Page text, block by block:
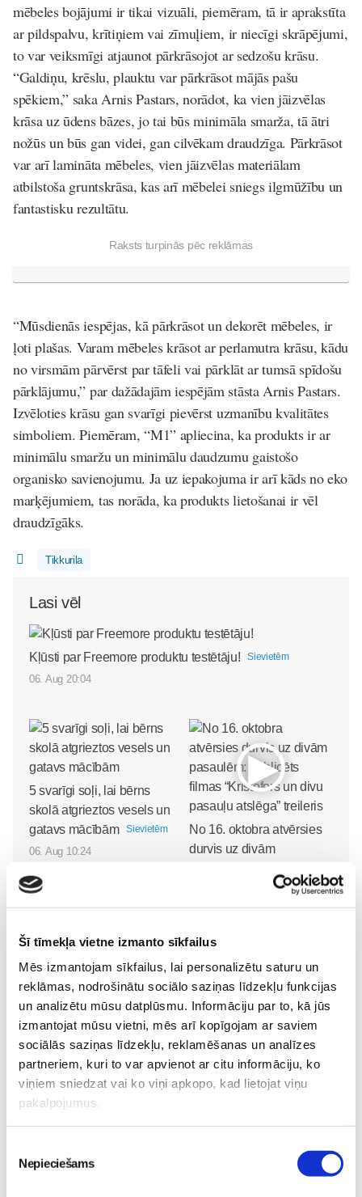
Šī tīmekļa vietne izmanto sīkfailus
Mēs izmantojam sīkfailus, lai personalizētu saturu un
reklāmas, nodrošinātu sociālo saziņas līdzekļu funkcijas
un analizētu mūsu datplūsmu. Informāciju par to, kā jūs
izmantojat mūsu vietni, mēs arī kopīgojam ar saviem
sociālās saziņas līdzekļu, reklamēšanas un analīzes
partneriem, kuri to var apvienot ar citu informāciju, ko
viņiem sniedzat vai ko viņi apkopo, kad lietojat viņu
pakalpojumus.
izvēle
Nepieciešams
mēbeles bojājumi ir tikai vizuāli, piemēram, tā ir aprakstīta
ar pildspalvu, krītiņiem vai zīmuļiem, ir niecīgi skrāpējumi,
to var veiksmīgi atjaunot pārkrāsojot ar sedzošu krāsu.
“Galdiņu, krēslu, plauktu var pārkrāsot mājās pašu
spēkiem,” saka Arnis Pastars, norādot, ka vien jāizvēlas
krāsa uz ūdens bāzes, jo tai būs minimāla smarža, tā ātri
nožūs un būs gan videi, gan cilvēkam draudzīga. Pārkrāsot
var arī lamināta mēbeles, vien jāizvēlas materiālam
atbilstoša gruntskrāsa, kas arī mēbelei sniegs ilgmūžību un
fantastisku rezultātu.
Raksts turpinās pēc reklāmas
“Mūsdienās iespējas, kā pārkrāsot un dekorēt mēbeles, ir
ļoti plašas. Varam mēbeles krāsot ar perlamutra krāsu, kādu
no virsmām pārvērst par tāfeli vai pārklāt ar tumsā spīdošu
pārklājumu,” par dažādajām iespējām stāsta Arnis Pastars.
Izvēloties krāsu gan svarīgi pievērst uzmanību kvalitātes
simboliem. Piemēram, “M1” apliecina, ka produkts ir ar
minimālu smaržu un minimālu daudzumu gaistošo
organisko savienojumu. Ja uz iepakojuma ir arī kāds no eko
marķējumiem, tas norāda, ka produkts lietošanai ir vēl
draudzīgāks.
Tikkurila
Lasi vēl
Kļūsti par Freemore produktu testētāju! Sievietēm
06. Aug 20:04
5 svarīgi soļi, lai bērns
skolā atgrieztos vesels un
gatavs mācībām
Sievietēm
06. Aug 10:24
No 16. oktobra atvērsies
durvis uz divām
filmas “Kristofers un divu
pasauļu atslēga” treileris
05. Aug 12:00
Sākam jauno Māmiņu
Brokastu sezonu 9.
septembrī!